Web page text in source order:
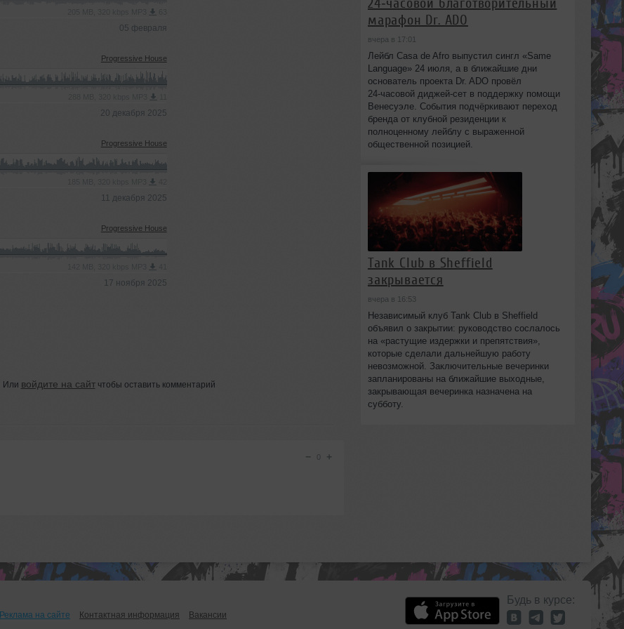
05 февраля
Progressive House
20 декабря 2025
Progressive House
11 декабря 2025
Progressive House
17 ноября 2025
Или войдите на сайтчтобы оставить комментарий
− 0 +
марафон Dr. ADO
вчера в 17:01
Лейбл Casa de Afro выпустил сингл «Same
Language» 24 июля, а в ближайшие дни
основатель проекта Dr. ADO провёл
24‑часовой диджей‑сет в поддержку помощи
Венесуэле. События подчёркивают переход
бренда от клубной резиденции к
полноценному лейблу с выраженной
общественной позицией.
Tank Club в Sheffield
закрывается
вчера в 16:53
Независимый клуб Tank Club в Sheffield
объявил о закрытии: руководство сослалось
на «растущие издержки и препятствия»,
которые сделали дальнейшую работу
невозможной. Заключительные вечеринки
запланированы на ближайшие выходные,
закрывающая вечеринка назначена на
субботу.
Реклама на сайте Контактная информация Вакансии
Будь в курсе: